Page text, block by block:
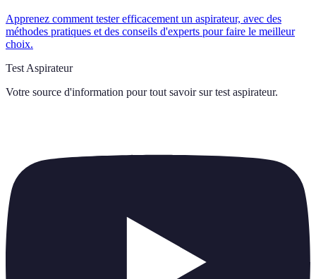
Apprenez comment tester efficacement un aspirateur, avec des
méthodes pratiques et des conseils d'experts pour faire le meilleur
choix.
Test Aspirateur
Votre source d'information pour tout savoir sur test aspirateur.